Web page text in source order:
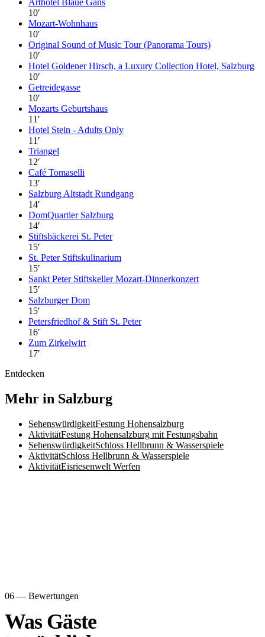
Arthotel Blaue Gans
10′
Mozart-Wohnhaus
10′
Original Sound of Music Tour (Panorama Tours)
10′
Hotel Goldener Hirsch, a Luxury Collection Hotel, Salzburg
10′
Getreidegasse
10′
Mozarts Geburtshaus
11′
Hotel Stein - Adults Only
11′
Triangel
12′
Café Tomaselli
13′
Salzburg Altstadt Rundgang
14′
DomQuartier Salzburg
14′
Stiftsbäckerei St. Peter
15′
St. Peter Stiftskulinarium
15′
Sankt Peter Stiftskeller Mozart-Dinnerkonzert
15′
Salzburger Dom
15′
Petersfriedhof & Stift St. Peter
16′
Zum Zirkelwirt
17′
Entdecken
Mehr in Salzburg
SehenswürdigkeitFestung Hohensalzburg
AktivitätFestung Hohensalzburg mit Festungsbahn
SehenswürdigkeitSchloss Hellbrunn & Wasserspiele
AktivitätSchloss Hellbrunn & Wasserspiele
AktivitätEisriesenwelt Werfen
06 — Bewertungen
Was Gäste